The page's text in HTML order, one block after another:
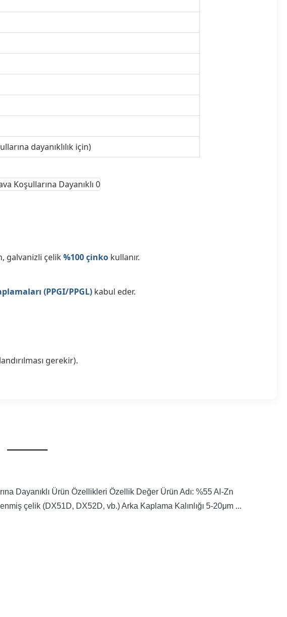
dayanıklılık için)
galvanizli çelik%100 çinko kullanır.
(PPGI/PPGL) kabul eder.
gerekir).
Dayanıklı Ürün Özellikleri Özellik Değer Ürün Adı: %55 Al-Zn
çelik (DX51D, DX52D, vb.) Arka Kaplama Kalınlığı 5-20μm ...